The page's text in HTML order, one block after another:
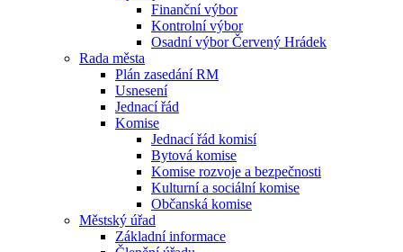
Finanční výbor
Kontrolní výbor
Osadní výbor Červený Hrádek
Rada města
Plán zasedání RM
Usnesení
Jednací řád
Komise
Jednací řád komisí
Bytová komise
Komise rozvoje a bezpečnosti
Kulturní a sociální komise
Občanská komise
Městský úřad
Základní informace